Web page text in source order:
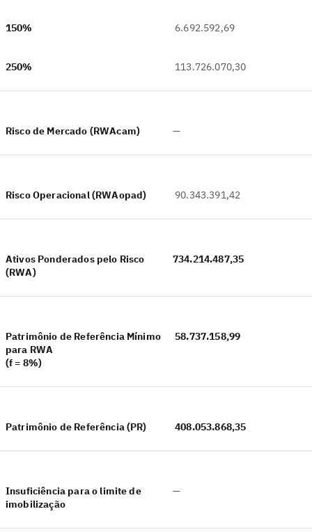
150%
250%
6.692.592,69
113.726.070,30
Risco de Mercado (RWAcam) —
Risco Operacional (RWAopad) 90.343.391,42
Ativos Ponderados pelo Risco
(RWA)
734.214.487,35
Patrimônio de Referência Mínimo
para RWA
(f = 8%)
58.737.158,99
Patrimônio de Referência (PR) 408.053.868,35
Insuficiência para o limite de
imobilização
—